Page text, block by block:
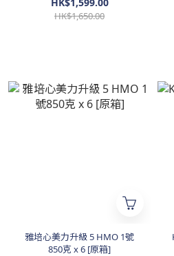
HK$1,650.00
雅培心美力升級 5 HMO 1號
850克 x 6 [原箱]